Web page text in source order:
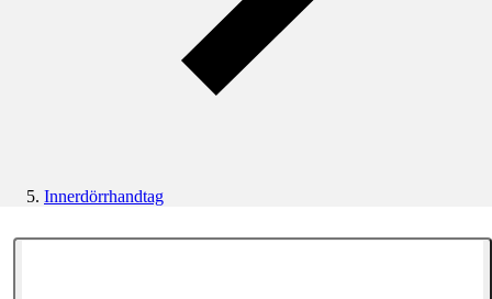
Innerdörrhandtag